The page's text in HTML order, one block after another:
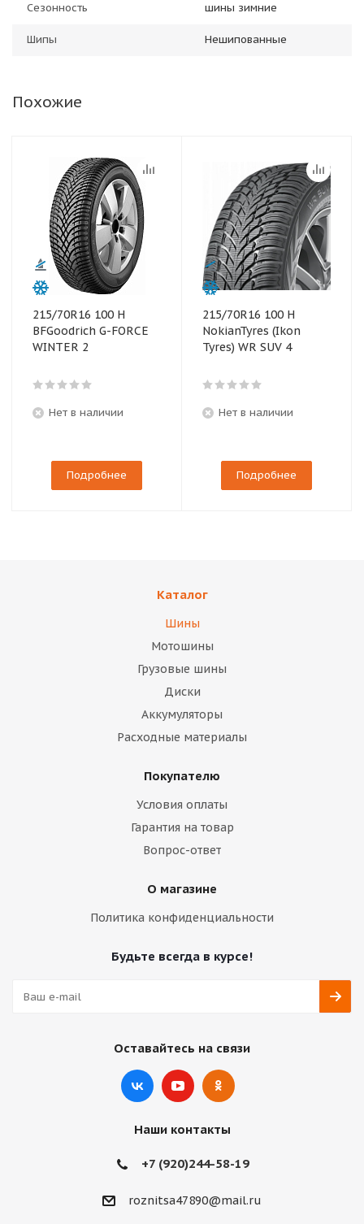
Сезонность шины зимние
Шипы Нешипованные
Похожие
215/70R16 100 H
BFGoodrich G-FORCE
WINTER 2
Нет в наличии
Подробнее
215/70R16 100 H
NokianTyres (Ikon
Tyres) WR SUV 4
Нет в наличии
Подробнее
Каталог
Шины
Мотошины
Грузовые шины
Диски
Аккумуляторы
Расходные материалы
Покупателю
Условия оплаты
Гарантия на товар
Вопрос-ответ
О магазине
Политика конфиденциальности
Будьте всегда в курсе!
Оставайтесь на связи
Наши контакты
+7 (920)244-58-19
roznitsa47890@mail.ru